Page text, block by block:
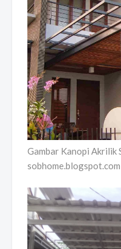
Gambar Kanopi Akrilik
sobhome.blogspot.com